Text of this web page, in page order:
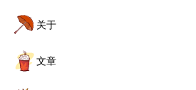
关于
文章